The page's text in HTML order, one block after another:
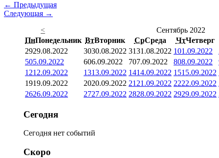
← Предыдущая
Следующая →
<
Сентябрь 2022
ПнПонедельник ВтВторник СрСреда ЧтЧетверг
2929.08.2022 3030.08.2022 3131.08.2022 101.09.2022
505.09.2022 606.09.2022 707.09.2022 808.09.2022
1212.09.2022 1313.09.2022 1414.09.2022 1515.09.2022
1919.09.2022 2020.09.2022 21 21.09.2022 2222.09.2022
2626.09.2022 2727.09.2022 2828.09.2022 2929.09.2022
Сегодня
Сегодня нет событий
Скоро